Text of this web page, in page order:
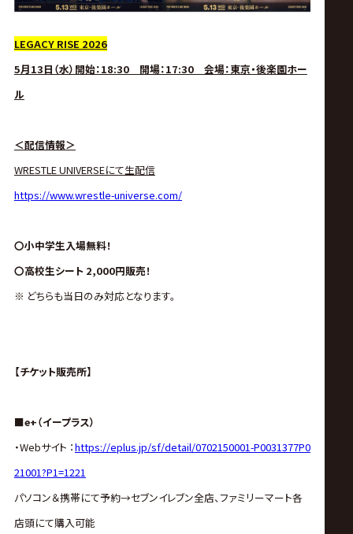
LEGACY RISE 2026
5月13日（水）開始：18:30 開場：17:30 会場：東京・後楽園ホー
ル
＜配信情報＞
WRESTLE UNIVERSEにて生配信
https://www.wrestle-universe.com/
〇小中学生入場無料！
〇高校生シート 2,000円販売！
※ どちらも当日のみ対応となります。
【チケット販売所】
■e+（イープラス）
・Webサイト ：https://eplus.jp/sf/detail/0702150001-P0031377P0
21001?P1=1221
パソコン＆携帯にて予約→セブンイレブン全店、ファミリーマート各
店頭にて購入可能